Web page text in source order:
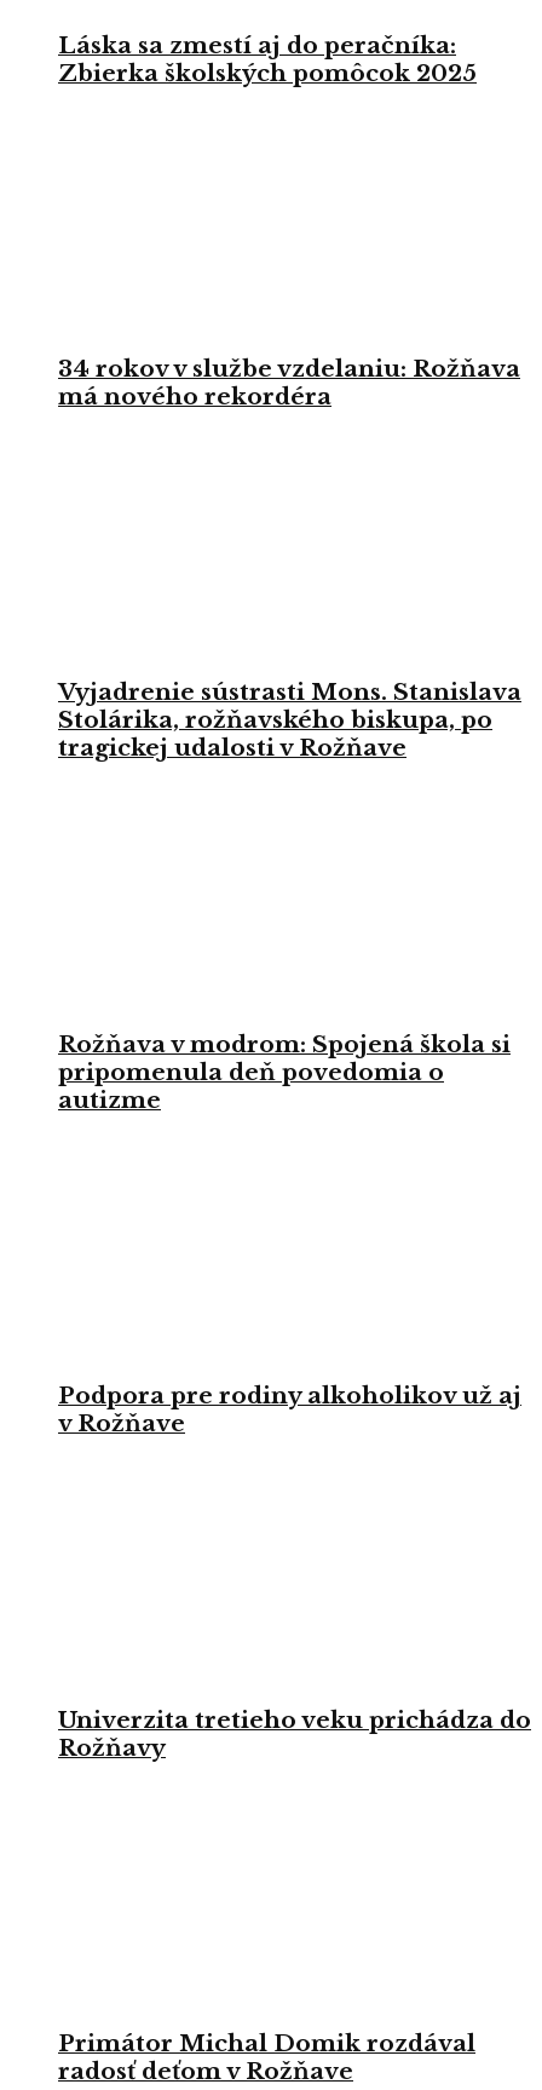
Láska sa zmestí aj do peračníka:
Zbierka školských pomôcok 2025
34 rokov v službe vzdelaniu: Rožňava
má nového rekordéra
Vyjadrenie sústrasti Mons. Stanislava
Stolárika, rožňavského biskupa, po
tragickej udalosti v Rožňave
Rožňava v modrom: Spojená škola si
pripomenula deň povedomia o
autizme
Podpora pre rodiny alkoholikov už aj
v Rožňave
Univerzita tretieho veku prichádza do
Rožňavy
Primátor Michal Domik rozdával
radosť deťom v Rožňave